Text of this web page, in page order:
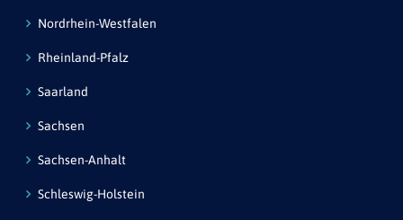
Nordrhein-Westfalen
Rheinland-Pfalz
Saarland
Sachsen
Sachsen-Anhalt
Schleswig-Holstein